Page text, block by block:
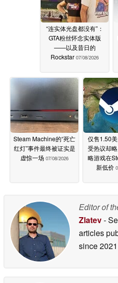
“连实体光盘都没有”：
GTA粉丝怀念实体版
——以及昔日的
Rockstar 07/08/2026
Steam Machine的“死亡
红灯”事件最终被证实是
虚惊一场 07/08/2026
仅售1.50
受热议却
略游戏在
新低价
Editor of
Zlatev-
articles
since 2021